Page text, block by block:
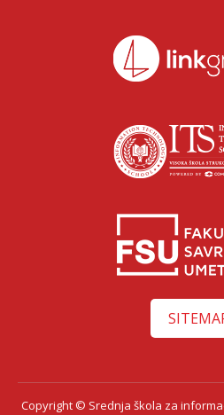
Copyright © Srednja škola za